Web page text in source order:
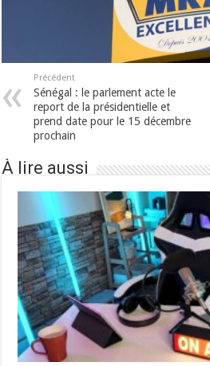
Précédent
Sénégal : le parlement acte le
report de la présidentielle et
prend date pour le 15 décembre
prochain
À lire aussi